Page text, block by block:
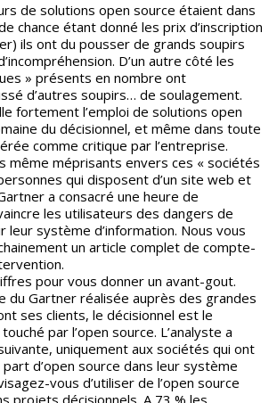
chance étant donné les prix d’inscription
ils ont du pousser de grands soupirs
D’un autre côté les
» présents en nombre ont
d’autres soupirs… de soulagement.
fortement l’emploi de solutions open
du décisionnel, et même dans toute
comme critique par l’entreprise.
même méprisants envers ces « sociétés
qui disposent d’un site web et
a consacré une heure de
les utilisateurs des dangers de
leur système d’information. Nous vous
un article complet de compte-
pour vous donner un avant-gout.
du Gartner réalisée auprès des grandes
ses clients, le décisionnel est le
par l’open source. L’analyste a
uniquement aux sociétés qui ont
d’open source dans leur système
vous d’utiliser de l’open source
projets décisionnels. A 73 % les